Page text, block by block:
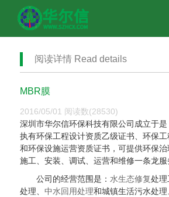
阅读详情 Read details
MBR膜
2016/05/01 阅读数(28530)
深圳市华尔信环保科技有限公司成立于
执有环保工程设计资质乙级证书、环保
和环保设施运营资质证书，可提供环保治
施工、安装、调试、运营和维修一条龙服
公司的经营范围是： 水生态修复处理
处理、 中水回用处理和城镇生活污水处